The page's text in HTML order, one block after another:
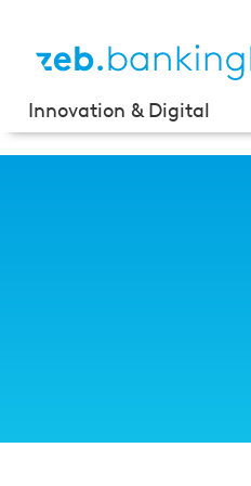
Innovation & Digital